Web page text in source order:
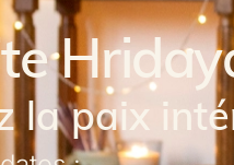
la paix